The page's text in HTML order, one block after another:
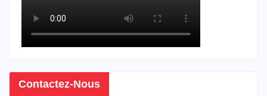
Contactez-Nous